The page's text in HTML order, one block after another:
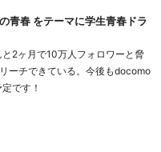
青春 をテーマに学生青春ドラ
2ヶ月で10万人フォロワーと脅
ーチできている。今後もdocomo
です！